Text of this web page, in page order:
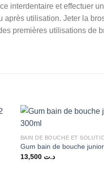
interdentaire et effectuer un
après utilisation. Jeter la
premières utilisations de
Gum bain de bouche
د.ت 13,500